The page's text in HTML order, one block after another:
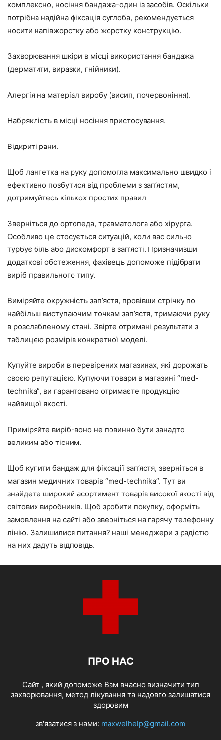
комплексно, носіння бандажа-один із засобів. Оскільки
потрібна надійна фіксація суглоба, рекомендується
носити напівжорстку або жорстку конструкцію.
Захворювання шкіри в місці використання бандажа
(дерматити, виразки, гнійники).
Алергія на матеріал виробу (висип, почервоніння).
Набряклість в місці носіння пристосування.
Відкриті рани.
Щоб лангетка на руку допомогла максимально швидко і
ефективно позбутися від проблеми з зап’ястям,
дотримуйтесь кількох простих правил:
Зверніться до ортопеда, травматолога або хірурга.
Особливо це стосується ситуацій, коли вас сильно
турбує біль або дискомфорт в зап’ясті. Призначивши
додаткові обстеження, фахівець допоможе підібрати
виріб правильного типу.
Виміряйте окружність зап’ястя, провівши стрічку по
найбільш виступаючим точкам зап’ястя, тримаючи руку
в розслабленому стані. Звірте отримані результати з
таблицею розмірів конкретної моделі.
Купуйте вироби в перевірених магазинах, які дорожать
своєю репутацією. Купуючи товари в магазині “med-
technika”, ви гарантовано отримаєте продукцію
найвищої якості.
Приміряйте виріб-воно не повинно бути занадто
великим або тісним.
Щоб купити бандаж для фіксації зап’ястя, зверніться в
магазин медичних товарів “med-technika”. Тут ви
знайдете широкий асортимент товарів високої якості від
світових виробників. Щоб зробити покупку, оформіть
замовлення на сайті або зверніться на гарячу телефонну
лінію. Залишилися питання? наші менеджери з радістю
на них дадуть відповідь.
ПРО НАС
Cайт , який допоможе Вам вчасно визначити тип
захворювання, метод лікування та надовго залишатися
здоровим
зв'язатися з нами: maxwelhelp@gmail.com